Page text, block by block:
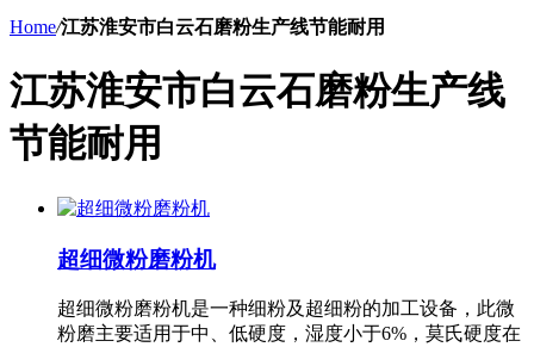
Home/江苏淮安市白云石磨粉生产线节能耐用
江苏淮安市白云石磨粉生产线
节能耐用
超细微粉磨粉机
超细微粉磨粉机是一种细粉及超细粉的加工设备，此微
粉磨主要适用于中、低硬度，湿度小于6%，莫氏硬度在